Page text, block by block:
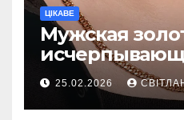
ЦІКАВЕ
Мужская
руководство
статусного
25.02.2026